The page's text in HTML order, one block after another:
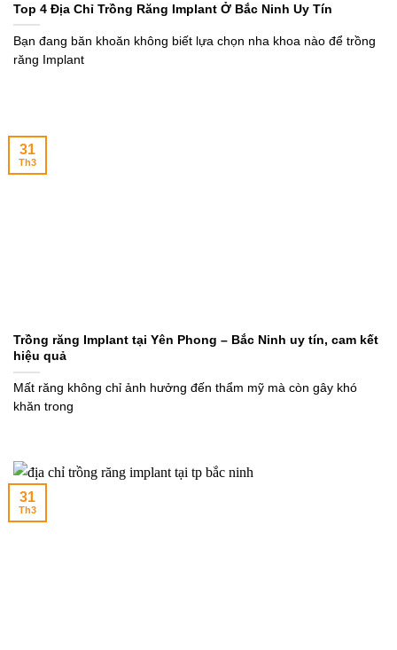
Top 4 Địa Chỉ Trồng Răng Implant Ở Bắc Ninh Uy Tín
Bạn đang băn khoăn không biết lựa chọn nha khoa nào để trồng
răng Implant
Trồng răng Implant tại Yên Phong – Bắc Ninh uy tín, cam kết
hiệu quả
Mất răng không chỉ ảnh hưởng đến thẩm mỹ mà còn gây khó
khăn trong
31
Th3
31
Th3